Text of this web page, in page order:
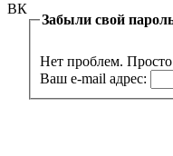
ВК
Забыли свой
Нет проблем.
Ваш e-mail адрес: